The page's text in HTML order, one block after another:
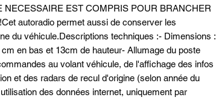
NECESSAIRE EST COMPRIS POUR BRANCHER
autoradio permet aussi de conserver les
du véhicule.Descriptions techniques :- Dimensions :
en bas et 13cm de hauteur- Allumage du poste
au volant véhicule, de l'affichage des infos
et des radars de recul d'origine (selon année du
des données internet, uniquement par